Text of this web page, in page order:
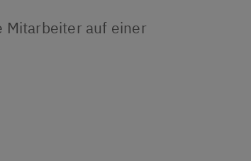
Mitarbeiter auf einer